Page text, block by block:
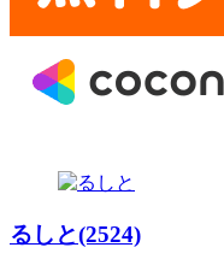
るしと(2524)